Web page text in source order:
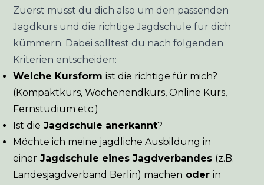
Zuerst musst du dich also um den passenden
Jagdkurs und die richtige Jagdschule für dich
kümmern. Dabei solltest du nach folgenden
Kriterien entscheiden:
Welche Kursform ist die richtige für mich?
(Kompaktkurs, Wochenendkurs, Online Kurs,
Fernstudium etc.)
Ist die Jagdschule anerkannt?
Möchte ich meine jagdliche Ausbildung in
einer Jagdschule eines Jagdverbandes (z.B.
Landesjagdverband Berlin) machen oder in